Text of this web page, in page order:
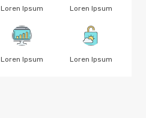
Loren Ipsum Loren Ipsum
Loren Ipsum Loren Ipsum